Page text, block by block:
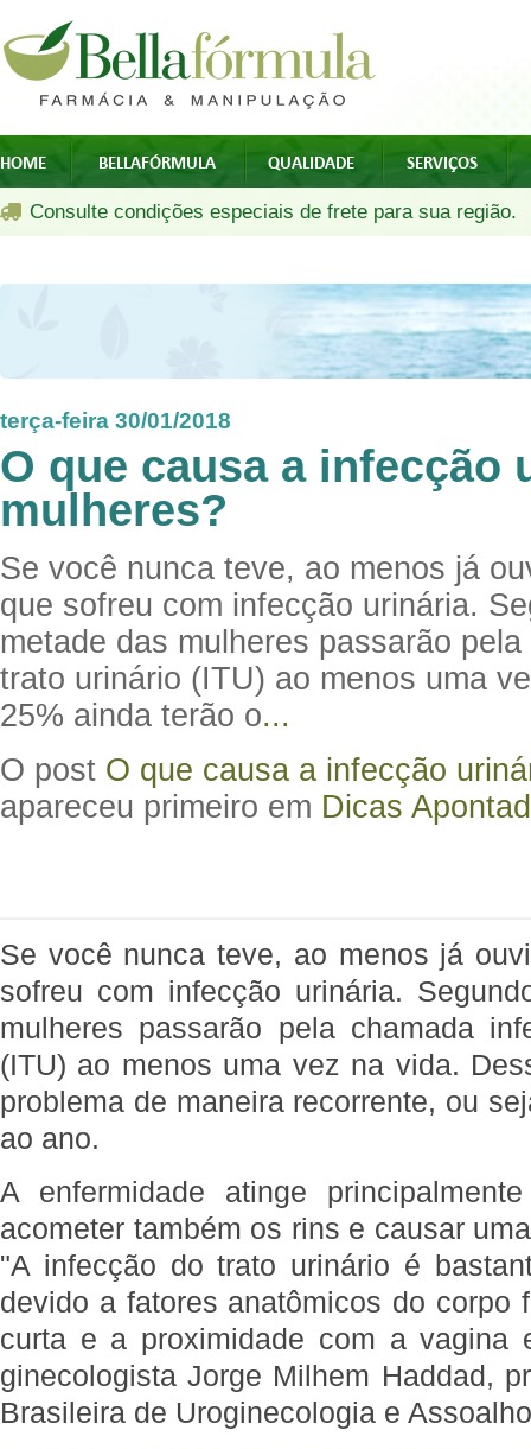
HOME BELLAFÓRMULA QUALIDADE SERVIÇOS
Consulte condições especiais de frete para sua região.
terça-feira 30/01/2018
O que causa a infecção
mulheres?
Se você nunca teve, ao menos já
que sofreu com infecção urinária.
metade das mulheres passarão
trato urinário (ITU) ao menos uma
25% ainda terão o...
O post O que causa a infecção
apareceu primeiro em Dicas
Se você nunca teve, ao menos já
sofreu com infecção urinária.
mulheres passarão pela chamada
(ITU) ao menos uma vez na vida.
problema de maneira recorrente, ou
ao ano.
A enfermidade atinge
acometer também os rins e causar
"A infecção do trato urinário é
devido a fatores anatômicos do corpo
curta e a proximidade com a vagina
ginecologista Jorge Milhem Haddad,
Brasileira de Uroginecologia e